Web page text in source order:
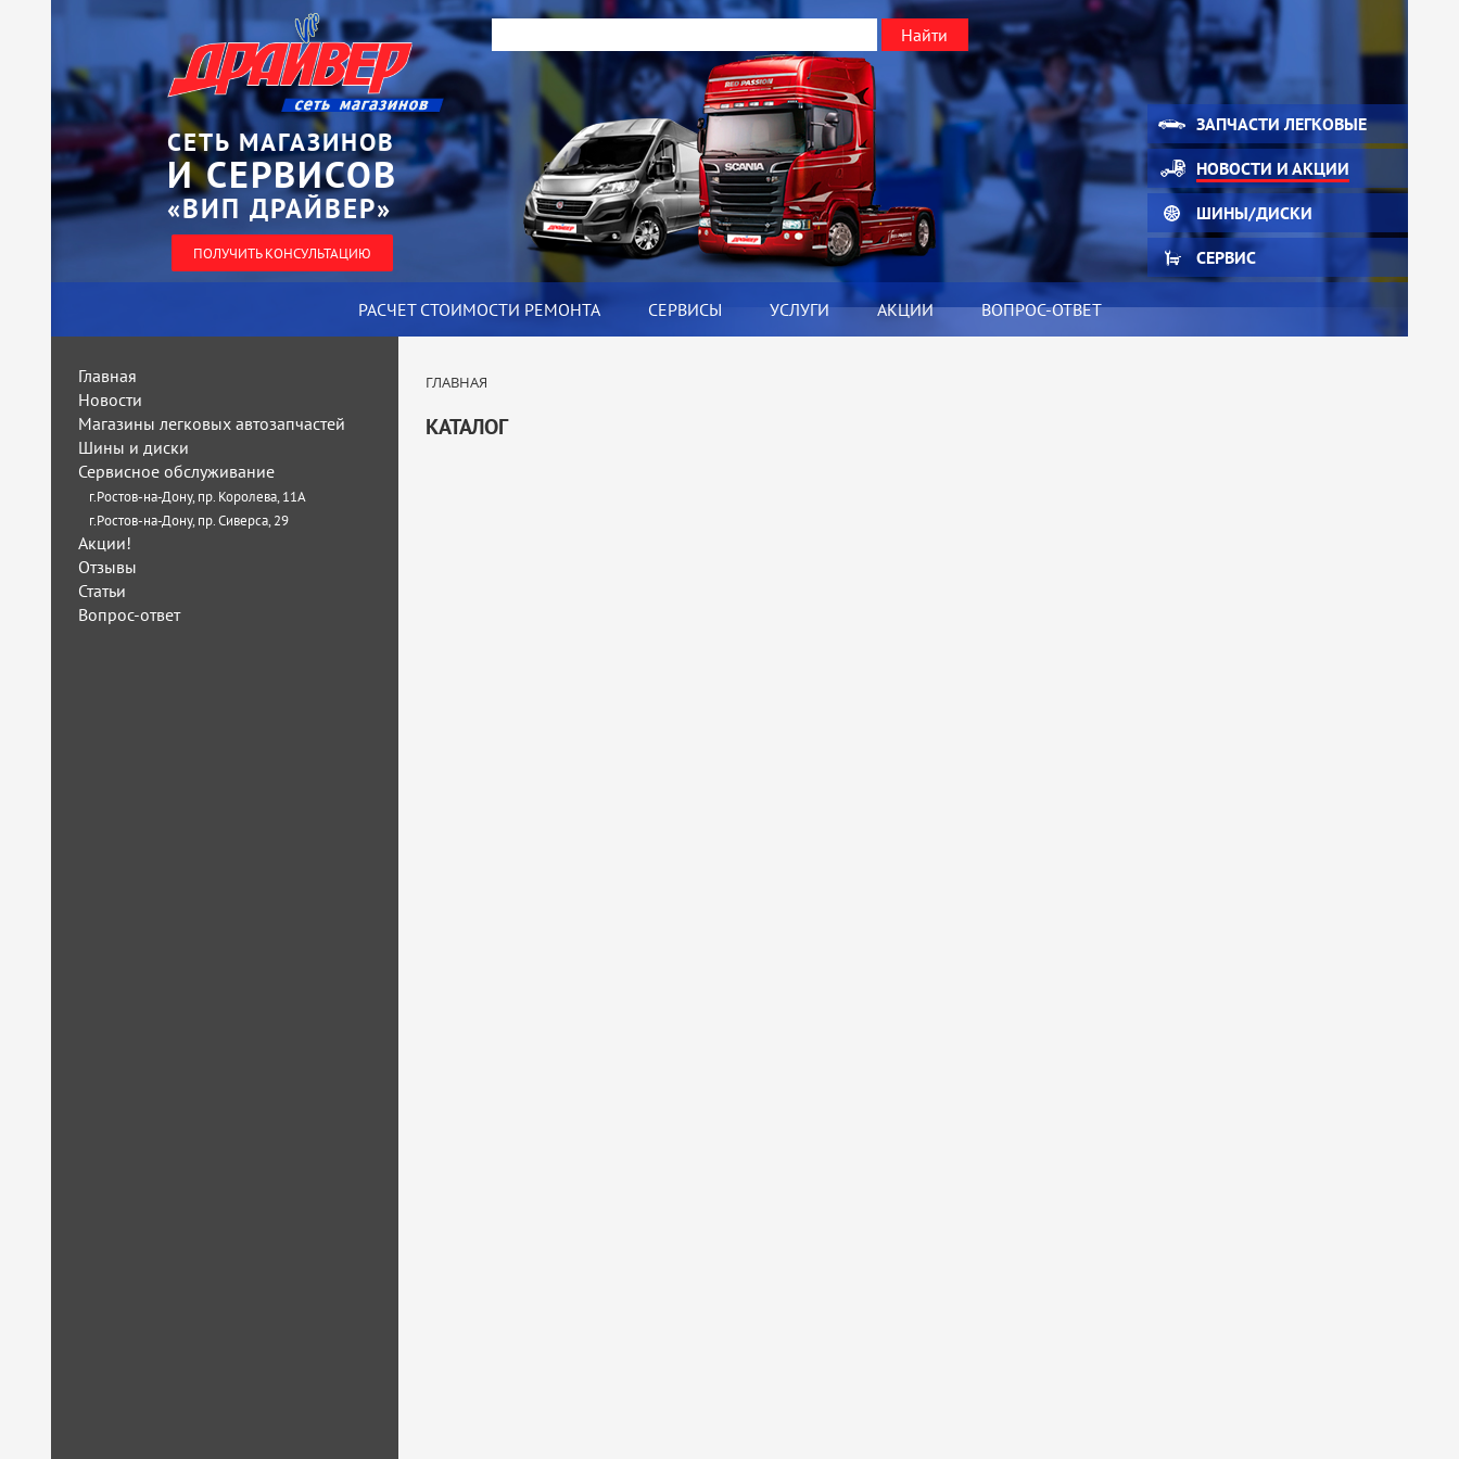
СЕТЬ МАГАЗИНОВ
И СЕРВИСОВ
«ВИП ДРАЙВЕР»
ПОЛУЧИТЬ КОНСУЛЬТАЦИЮ
ЗАПЧАСТИ ЛЕГКОВЫЕ
НОВОСТИ И АКЦИИ
ШИНЫ/ДИСКИ
СЕРВИС
РАСЧЕТ СТОИМОСТИ РЕМОНТА СЕРВИСЫ УСЛУГИ АКЦИИ ВОПРОС-ОТВЕТ
Главная
Новости
Магазины легковых автозапчастей
Шины и диски
Сервисное обслуживание
г.Ростов-на-Дону, пр. Королева, 11А
г.Ростов-на-Дону, пр. Сиверса, 29
Акции!
Отзывы
Статьи
Вопрос-ответ
ГЛАВНАЯ
КАТАЛОГ